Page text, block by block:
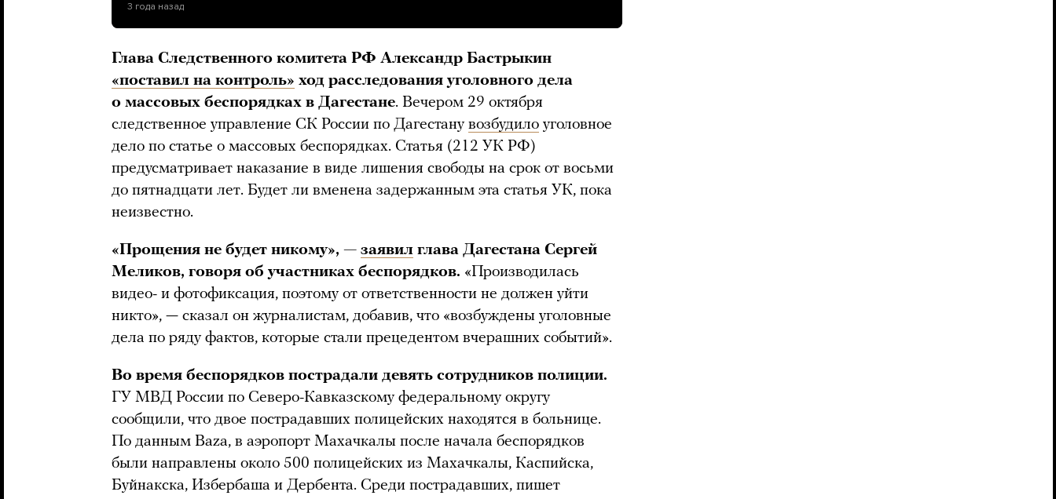
3 года назад
Глава Следственного комитета РФ Александр Бастрыкин
«поставил на контроль» ход расследования уголовного дела
о массовых беспорядках в Дагестане. Вечером 29 октября
следственное управление СК России по Дагестану возбудило уголовное
дело по статье о массовых беспорядках. Статья (212 УК РФ)
предусматривает наказание в виде лишения свободы на срок от восьми
до пятнадцати лет. Будет ли вменена задержанным эта статья УК, пока
неизвестно.
«Прощения не будет никому», — заявил глава Дагестана Сергей
Меликов, говоря об участниках беспорядков. «Производилась
видео- и фотофиксация, поэтому от ответственности не должен уйти
никто», — сказал он журналистам, добавив, что «возбуждены уголовные
дела по ряду фактов, которые стали прецедентом вчерашних событий».
Во время беспорядков пострадали девять сотрудников полиции.
ГУ МВД России по Северо-Кавказскому федеральному округу
сообщили, что двое пострадавших полицейских находятся в больнице.
По данным Baza, в аэропорт Махачкалы после начала беспорядков
были направлены около 500 полицейских из Махачкалы, Каспийска,
Буйнакска, Избербаша и Дербента. Среди пострадавших, пишет